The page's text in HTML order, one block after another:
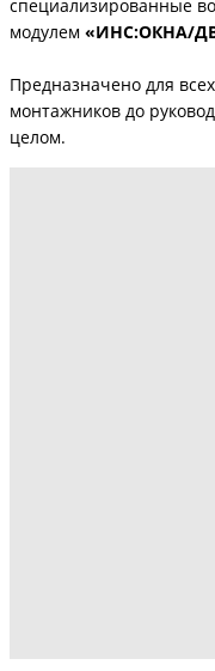
специализированные
модулем «ИНС:ОКНА/
Предназначено для
монтажников до
целом.